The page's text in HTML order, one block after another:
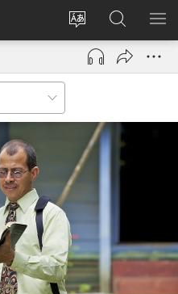
Vælg
sprog
Log
på
(åbner
vindue)
Søg
på
JW.ORG
VIS